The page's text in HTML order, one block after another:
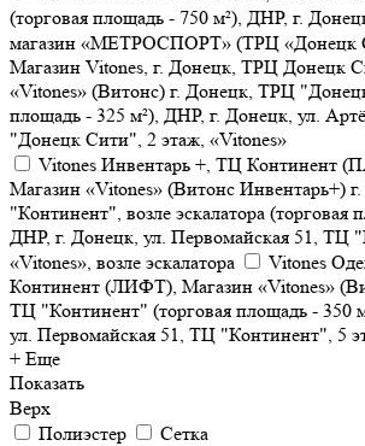
(торговая площадь - 750 м²), ДНР, г.
магазин «МЕТРОСПОРТ» (ТРЦ «Донецк
Магазин Vitones, г. Донецк, ТРЦ Донецк
«Vitones» (Витонс) г. Донецк, ТРЦ
площадь - 325 м²), ДНР, г. Донецк, ул.
"Донецк Сити", 2 этаж, «Vitones»
Vitones Инвентарь +, ТЦ
Магазин «Vitones» (Витонс Инвентарь+)
"Континент", возле эскалатора (торговая
ДНР, г. Донецк, ул. Первомайская 51, ТЦ
«Vitones», возле эскалатора
Vitones
Континент (ЛИФТ), Магазин «Vitones»
ТЦ "Континент" (торговая площадь - 350
ул. Первомайская 51, ТЦ "Континент", 5
+ Еще
Показать
Верх
Полиэстер
Сетка